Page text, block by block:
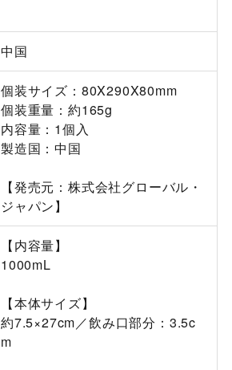
中国
個装サイズ：80X290X80mm
個装重量：約165g
内容量：1個入
製造国：中国
【発売元：株式会社グローバル・
ジャパン】
【内容量】
1000mL
【本体サイズ】
約7.5×27cm／飲み口部分：3.5c
m